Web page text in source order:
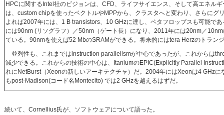
HPCに関するIntel社のビジョンは、CFD、ライフサイエンス、そして高エネル
は、custom chipを使ったベクトルやMPPから、クラスタへと変わり、さらにグ
よれば2007年には、1 B transistors、10 GHzに達し、ペタフロップスも可能で
には90nm (リソグラフ）／50nm（ゲート長）になり、2011年には20nm／
ている。90nmを使えば52 MbのSRAMができる。将来的にはtera Herzのトラン
並列性も、これまではinstruction parallelismが中心であったが、これからは
減少できる。これからの技術の中心は、ItaniumのEPIC(Explicitly Parallel
れにNetBurst（Xeonの新しいアーキテクチャ）だ。2004年にはXeonは4 GHz
もpost-Madison(コード名Montecito) では2 GHzを越えるはずだ。
続いて、Cornellius氏が、ソフトウェアについて語った。